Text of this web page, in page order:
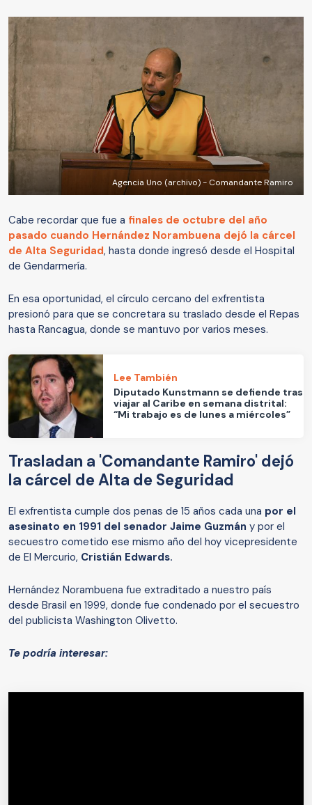
Agencia Uno (archivo) - Comandante Ramiro
Cabe recordar que fue a finales de octubre del año
pasado cuando Hernández Norambuena dejó la cárcel
de Alta Seguridad, hasta donde ingresó desde el Hospital
de Gendarmería.
En esa oportunidad, el círculo cercano del exfrentista
presionó para que se concretara su traslado desde el Repas
hasta Rancagua, donde se mantuvo por varios meses.
Lee También
Diputado Kunstmann se defiende tras
viajar al Caribe en semana distrital:
“Mi trabajo es de lunes a miércoles”
Trasladan a 'Comandante Ramiro' dejó
la cárcel de Alta de Seguridad
El exfrentista cumple dos penas de 15 años cada una por el
asesinato en 1991 del senador Jaime Guzmán y por el
secuestro cometido ese mismo año del hoy vicepresidente
de El Mercurio, Cristián Edwards.
Hernández Norambuena fue extraditado a nuestro país
desde Brasil en 1999, donde fue condenado por el secuestro
del publicista Washington Olivetto.
Te podría interesar: